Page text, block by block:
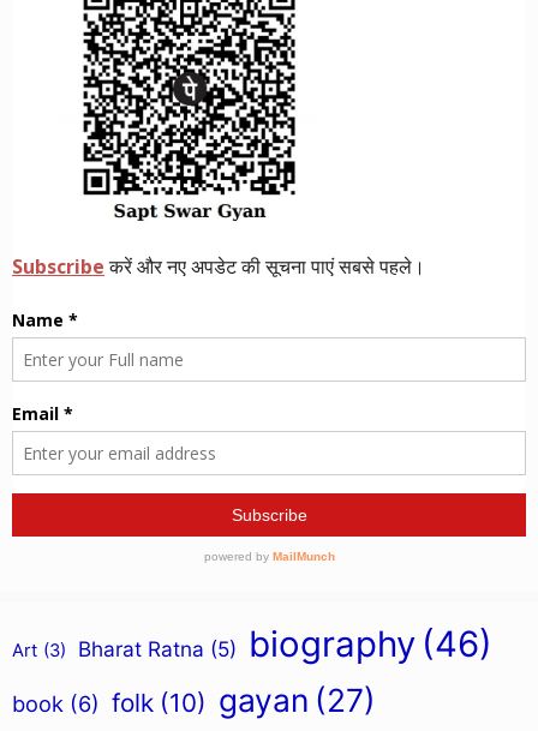
Art (3) Bharat Ratna (5) biography (46)
book (6) folk (10) gayan (27)